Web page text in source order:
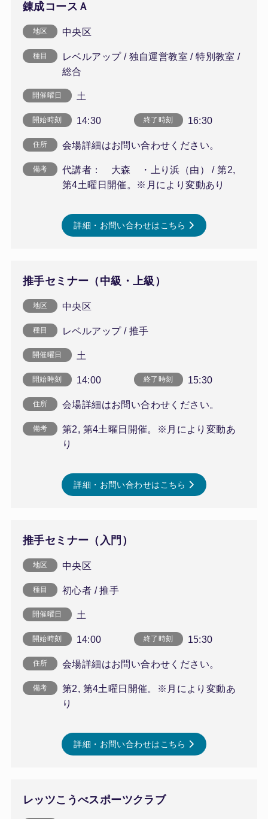
錬成コースＡ
地区 中央区
種目
レベルアップ / 独自運営教室 / 特別教室 /
総合
開催曜日 土
開始時刻 14:30 終了時刻 16:30
住所 会場詳細はお問い合わせください。
備考
代講者： 大森 ・上り浜（由） / 第2,
第4土曜日開催。※月により変動あり
詳細・お問い合わせはこちら
推手セミナー（中級・上級）
地区 中央区
種目 レベルアップ / 推手
開催曜日 土
開始時刻 14:00 終了時刻 15:30
住所 会場詳細はお問い合わせください。
備考
第2, 第4土曜日開催。※月により変動あ
り
詳細・お問い合わせはこちら
推手セミナー（入門）
地区 中央区
種目 初心者 / 推手
開催曜日 土
開始時刻 14:00 終了時刻 15:30
住所 会場詳細はお問い合わせください。
備考
第2, 第4土曜日開催。※月により変動あ
り
詳細・お問い合わせはこちら
レッツこうべスポーツクラブ